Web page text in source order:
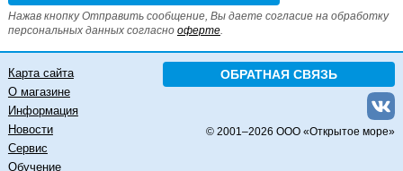
Нажав кнопку Отправить сообщение, Вы даете согласие на обработку
персональных данных согласно оферте.
ОБРАТНАЯ СВЯЗЬ
© 2001–2026 ООО «Открытое море»
Карта сайта
О магазине
Информация
Новости
Сервис
Обучение